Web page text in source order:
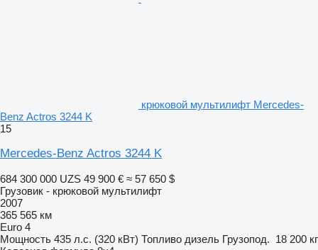
крюковой мультилифт Mercedes-
Benz Actros 3244 K
15
Mercedes-Benz Actros 3244 K
684 300 000 UZS 49 900 € ≈ 57 650 $
Грузовик - крюковой мультилифт
2007
365 565 км
Euro 4
Мощность 435 л.с. (320 кВт) Топливо дизель Грузопод. 18 200 кг